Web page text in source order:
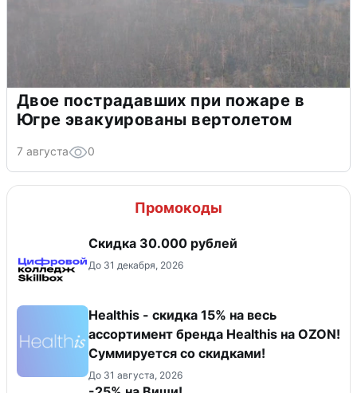
Двое пострадавших при пожаре в
Югре эвакуированы вертолетом
7 августа 0
Промокоды
Скидка 30.000 рублей
До 31 декабря, 2026
Healthis - скидка 15% на весь
ассортимент бренда Healthis на OZON!
Суммируется со скидками!
До 31 августа, 2026